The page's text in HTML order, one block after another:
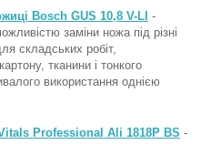
Bosch GUS 10,8 V-LI -
заміни ножа під різні
складських робіт,
тканини і тонкого
використання однією
Professional Ali 1818P BS -